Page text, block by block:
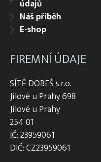
údajů
Náš příběh
E-shop
FIREMNÍ ÚDAJE
SÍTĚ DOBEŠ s.r.o.
Jílové u Prahy 698
Jílové u Prahy
254 01
IČ: 23959061
DIČ: CZ23959061